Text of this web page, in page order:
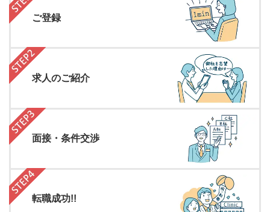
ご登録
求人のご紹介
面接・条件交渉
転職成功!!